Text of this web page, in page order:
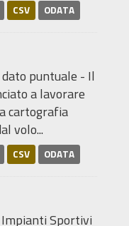
CSV ODATA
puntuale - Il
a lavorare
cartografia
volo...
CSV ODATA
Sportivi